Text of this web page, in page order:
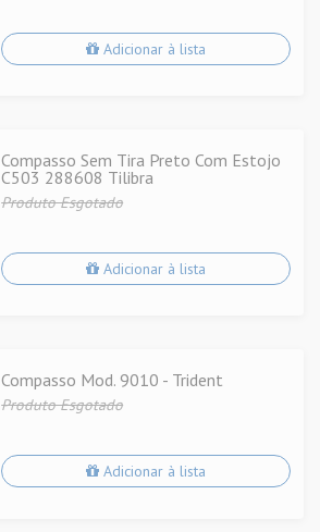
Adicionar à lista
Compasso Sem Tira Preto Com Estojo
C503 288608 Tilibra
Produto Esgotado
Adicionar à lista
Compasso Mod. 9010 - Trident
Produto Esgotado
Adicionar à lista